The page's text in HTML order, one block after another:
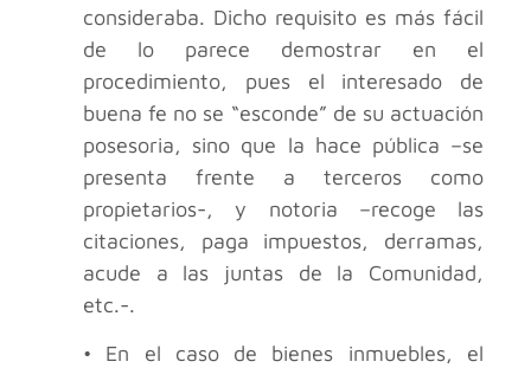
consideraba. Dicho requisito es más fácil
de lo parece demostrar en el
procedimiento, pues el interesado de
buena fe no se “esconde” de su actuación
posesoria, sino que la hace pública –se
presenta frente a terceros como
propietarios-, y notoria –recoge las
citaciones, paga impuestos, derramas,
acude a las juntas de la Comunidad,
etc.-.
• En el caso de bienes inmuebles, el